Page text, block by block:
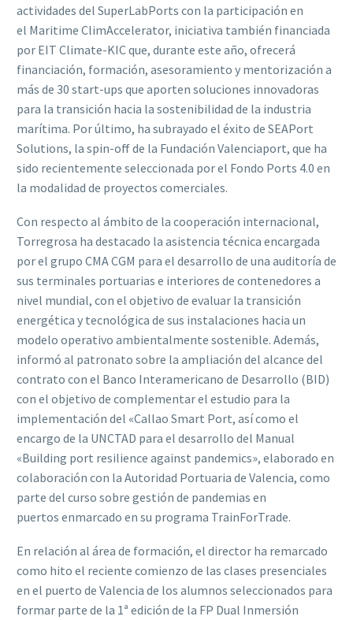
actividades del SuperLabPorts con la participación en
el Maritime ClimAccelerator, iniciativa también financiada
por EIT Climate-KIC que, durante este año, ofrecerá
financiación, formación, asesoramiento y mentorización a
más de 30 start-ups que aporten soluciones innovadoras
para la transición hacia la sostenibilidad de la industria
marítima. Por último, ha subrayado el éxito de SEAPort
Solutions, la spin-off de la Fundación Valenciaport, que ha
sido recientemente seleccionada por el Fondo Ports 4.0 en
la modalidad de proyectos comerciales.
Con respecto al ámbito de la cooperación internacional,
Torregrosa ha destacado la asistencia técnica encargada
por el grupo CMA CGM para el desarrollo de una auditoría de
sus terminales portuarias e interiores de contenedores a
nivel mundial, con el objetivo de evaluar la transición
energética y tecnológica de sus instalaciones hacia un
modelo operativo ambientalmente sostenible. Además,
informó al patronato sobre la ampliación del alcance del
contrato con el Banco Interamericano de Desarrollo (BID)
con el objetivo de complementar el estudio para la
implementación del «Callao Smart Port, así como el
encargo de la UNCTAD para el desarrollo del Manual
«Building port resilience against pandemics», elaborado en
colaboración con la Autoridad Portuaria de Valencia, como
parte del curso sobre gestión de pandemias en
puertos enmarcado en su programa TrainForTrade.
En relación al área de formación, el director ha remarcado
como hito el reciente comienzo de las clases presenciales
en el puerto de Valencia de los alumnos seleccionados para
formar parte de la 1ª edición de la FP Dual Inmersión